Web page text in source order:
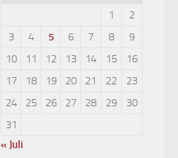
1
2
3
4 5 6 7 8
9
10
11 12 13 14 15
16
17
18 19 20 21 22
23
24
25 26 27 28 29
30
31
« Juli